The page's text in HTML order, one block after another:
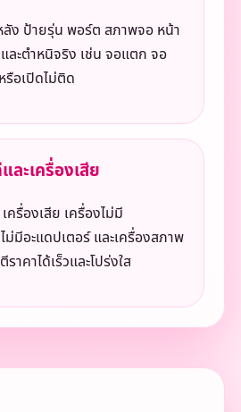
ง ป้ายรุ่น พอร์ต สภาพจอ หน้า
ละตำหนิจริง เช่น จอแตก จอ
รือเปิดไม่ติด
ละเครื่องเสีย
รื่องเสีย เครื่องไม่มี
ม่มีอะแดปเตอร์ และเครื่องสภาพ
าคาได้เร็วและโปร่งใส